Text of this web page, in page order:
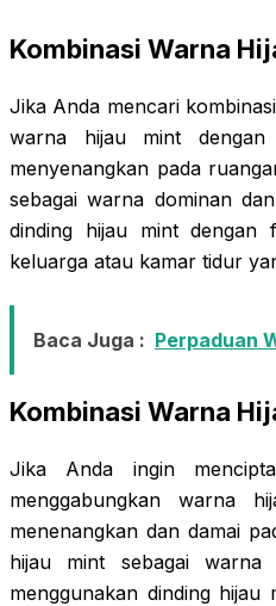
Kombinasi Warna
Jika Anda mencari
warna hijau mint
menyenangkan pada
sebagai warna dominan
dinding hijau mint
keluarga atau kamar tidur
Baca Juga : Perpaduan
Kombinasi Warna
Jika Anda ingin
menggabungkan warna
menenangkan dan damai
hijau mint sebagai
menggunakan dinding